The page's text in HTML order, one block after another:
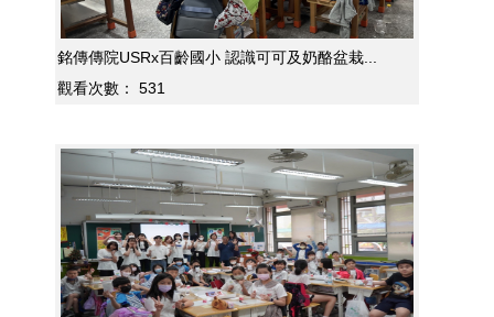
銘傳傳院USRx百齡國小 認識可可及奶酪盆栽...
觀看次數：
531